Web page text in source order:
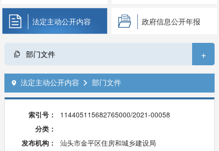
法定主动公开内容 政府信息公开年报
部门文件 +
 法定主动公开内容  部门文件
索引号：
114405115682765000/2021-00058
分类：
发布机构：
汕头市金平区住房和城乡建设局